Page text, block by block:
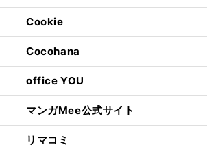
Cookie
Cocohana
office YOU
マンガMee公式サイト
リマコミ